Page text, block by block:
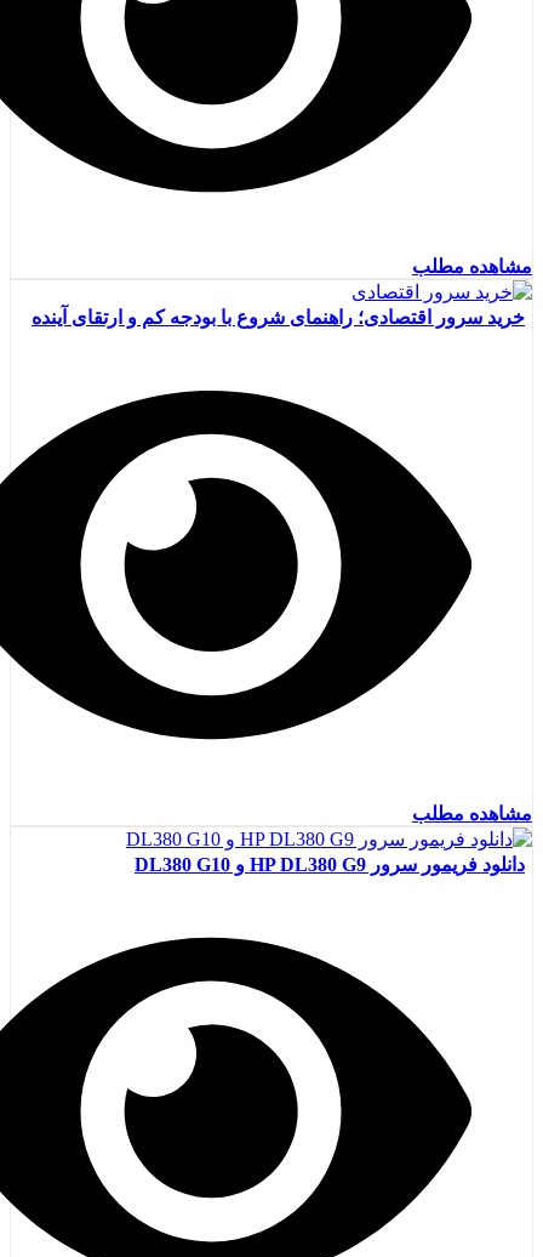
مشاهده مطلب
خرید سرور اقتصادی؛ راهنمای شروع با بودجه کم و ارتقای آینده
مشاهده مطلب
دانلود فریمور سرور HP DL380 G9 و DL380 G10